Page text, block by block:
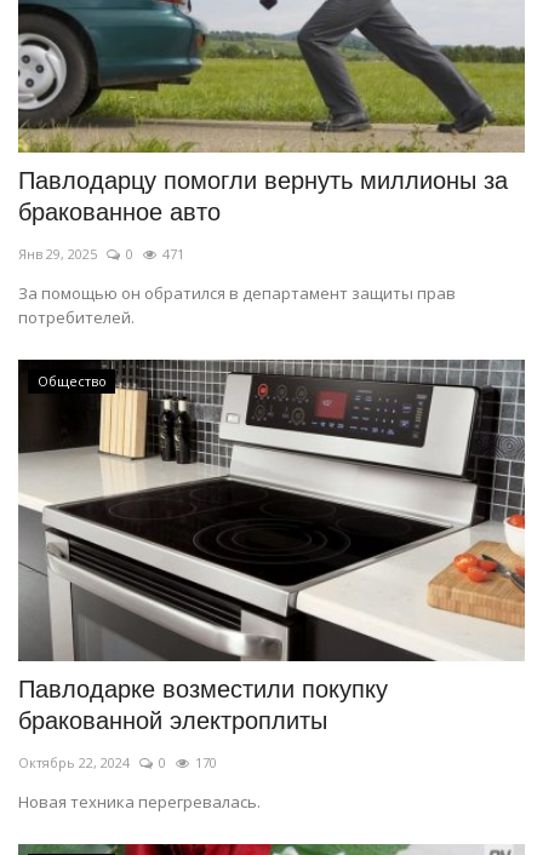
Павлодарцу помогли вернуть миллионы за
бракованное авто
Янв 29, 2025 0 471
За помощью он обратился в департамент защиты прав
потребителей.
Общество
Павлодарке возместили покупку
бракованной электроплиты
Октябрь 22, 2024 0 170
Новая техника перегревалась.